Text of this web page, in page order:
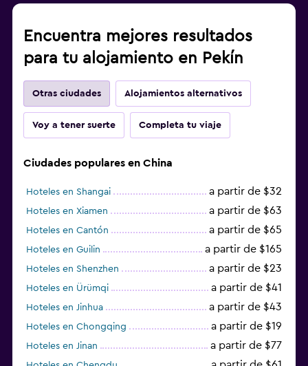
Encuentra mejores resultados
para tu alojamiento en Pekín
Otras ciudades Alojamientos alternativos
Voy a tener suerte Completa tu viaje
Ciudades populares en China
Hoteles en Shangai a partir de $32
Hoteles en Xiamen a partir de $63
Hoteles en Cantón a partir de $65
Hoteles en Guilin a partir de $165
Hoteles en Shenzhen a partir de $23
Hoteles en Ürümqi a partir de $41
Hoteles en Jinhua a partir de $43
Hoteles en Chongqing a partir de $19
Hoteles en Jinan a partir de $77